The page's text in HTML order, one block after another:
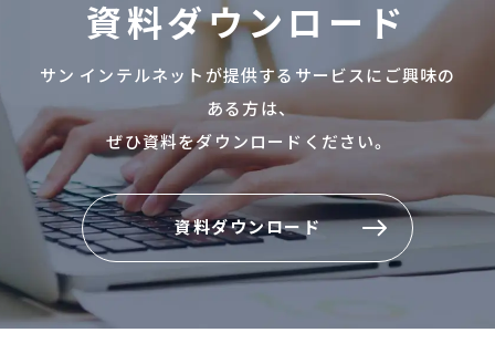
資料ダウンロード
サン インテルネットが提供するサービスにご興味の
ある方は、
ぜひ資料をダウンロードください。
資料ダウンロード
資料ダウンロード